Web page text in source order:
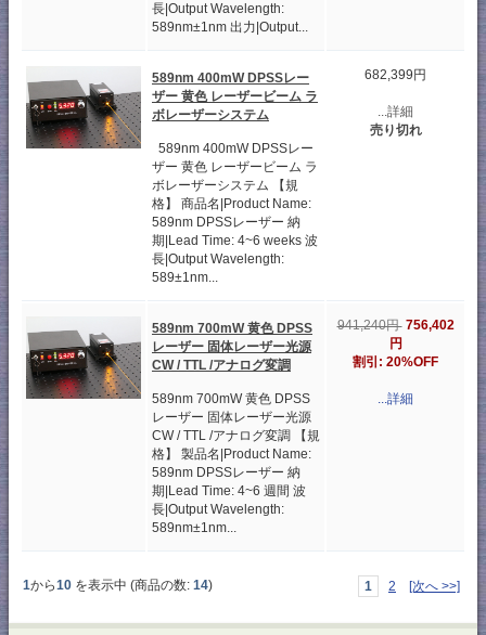
長|Output Wavelength:
589nm±1nm 出力|Output...
589nm 400mW DPSSレー
ザー 黄色 レーザービーム ラ
ボレーザーシステム
589nm 400mW DPSSレー
ザー 黄色 レーザービーム ラ
ボレーザーシステム 【規
格】 商品名|Product Name:
589nm DPSSレーザー 納
期|Lead Time: 4~6 weeks 波
長|Output Wavelength:
589±1nm...
682,399円
...詳細
売り切れ
589nm 700mW 黄色 DPSS
レーザー 固体レーザー光源
CW / TTL /アナログ変調
589nm 700mW 黄色 DPSS
レーザー 固体レーザー光源
CW / TTL /アナログ変調 【規
格】 製品名|Product Name:
589nm DPSSレーザー 納
期|Lead Time: 4~6 週間 波
長|Output Wavelength:
589nm±1nm...
941,240円 756,402
円
割引: 20%OFF
...詳細
1から10 を表示中 (商品の数: 14) 1 2 [次へ >>]